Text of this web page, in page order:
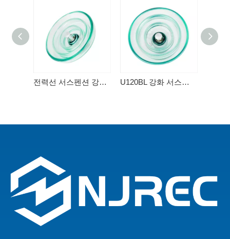
전력선 서스펜션 강화 유리 절연체 가공 전력선용 표준형 강화 유리 절연체 U120BL 강화 서스펜션 유리 절연체 볼 및 소켓 유형